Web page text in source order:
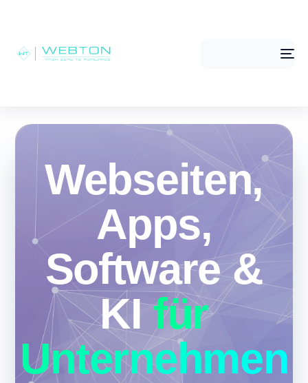
Webseiten,
Apps,
Software &
KIfür
Unternehmen